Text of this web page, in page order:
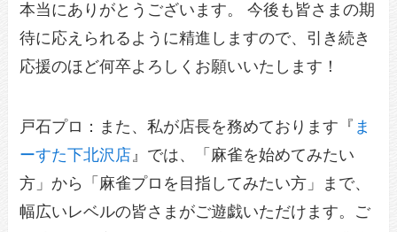
本当にありがとうございます。 今後も皆さまの期
待に応えられるように精進しますので、引き続き
応援のほど何卒よろしくお願いいたします！
戸石プロ：また、私が店長を務めております『 ま
ーすた下北沢店 』では、「麻雀を始めてみたい
方」から「麻雀プロを目指してみたい方」まで、
幅広いレベルの皆さまがご遊戯いただけます。ご